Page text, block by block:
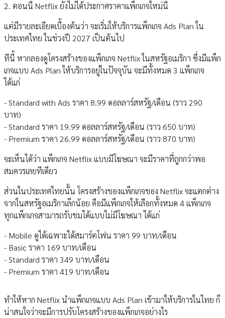
2. ตอนนี้ Netflix ยังไม่ได้ประกาศราคาแพ็กเกจใหม่นี้
แต่มีรายละเอียดเบื้องต้นว่า จะเริ่มให้บริการแพ็กเกจ Ads Plan ใน
ประเทศไทย ในช่วงปี 2027 เป็นต้นไป
ทีนี้ หากลองดูโครงสร้างของแพ็กเกจ Netflix ในสหรัฐอเมริกา ซึ่งมีแพ็ก
เกจแบบ Ads Plan ให้บริการอยู่ในปัจจุบัน จะมีทั้งหมด 3 แพ็กเกจ
ได้แก่
- Standard with Ads ราคา 8.99 ดอลลาร์สหรัฐ/เดือน (ราว 290
บาท)
- Standard ราคา 19.99 ดอลลาร์สหรัฐ/เดือน (ราว 650 บาท)
- Premium ราคา 26.99 ดอลลาร์สหรัฐ/เดือน (ราว 870 บาท)
จะเห็นได้ว่า แพ็กเกจ Netflix แบบมีโฆษณา จะมีราคาที่ถูกกว่าพอ
สมควรเลยทีเดียว
ส่วนในประเทศไทยนั้น โครงสร้างของแพ็กเกจของ Netflix จะแตกต่าง
จากในสหรัฐอเมริกาเล็กน้อย คือมีแพ็กเกจให้เลือกทั้งหมด 4 แพ็กเกจ
ทุกแพ็กเกจสามารถรับชมได้แบบไม่มีโฆษณา ได้แก่
- Mobile ดูได้เฉพาะได้สมาร์ตโฟน ราคา 99 บาท/เดือน
- Basic ราคา 169 บาท/เดือน
- Standard ราคา 349 บาท/เดือน
- Premium ราคา 419 บาท/เดือน
ทำให้หาก Netflix นำแพ็กเกจแบบ Ads Plan เข้ามาให้บริการในไทย ก็
น่าสนใจว่าจะมีการปรับโครงสร้างของแพ็กเกจอย่างไร